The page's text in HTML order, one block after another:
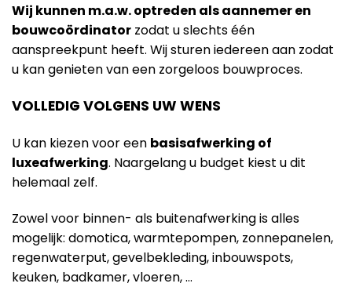
Wij kunnen m.a.w. optreden als aannemer en
bouwcoördinator zodat u slechts één
aanspreekpunt heeft. Wij sturen iedereen aan zodat
u kan genieten van een zorgeloos bouwproces.
VOLLEDIG VOLGENS UW WENS
U kan kiezen voor een basisafwerking of
luxeafwerking. Naargelang u budget kiest u dit
helemaal zelf.
Zowel voor binnen- als buitenafwerking is alles
mogelijk: domotica, warmtepompen, zonnepanelen,
regenwaterput, gevelbekleding, inbouwspots,
keuken, badkamer, vloeren, …